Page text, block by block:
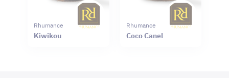
Rhumance
Kiwikou
Rhumance
Coco Canel